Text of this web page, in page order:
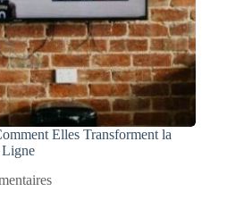
Elles Transforment la
Ligne